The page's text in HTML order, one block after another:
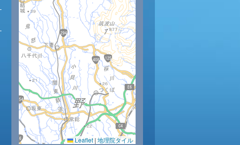
Leaflet | 地理院タイル